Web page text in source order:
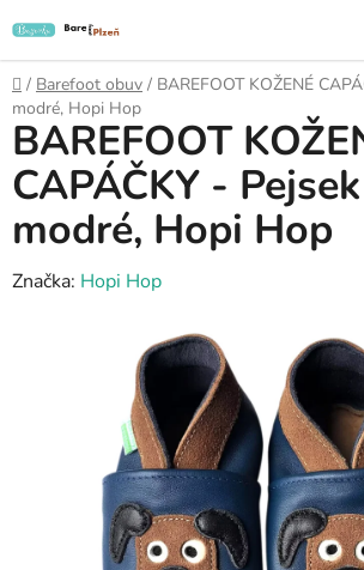
na
obsah
Domů
/ Barefoot obuv / BAREFOOT KOŽENÉ
modré, Hopi Hop
BAREFOOT
CAPÁČKY -
modré, Hopi Hop
Značka: Hopi Hop